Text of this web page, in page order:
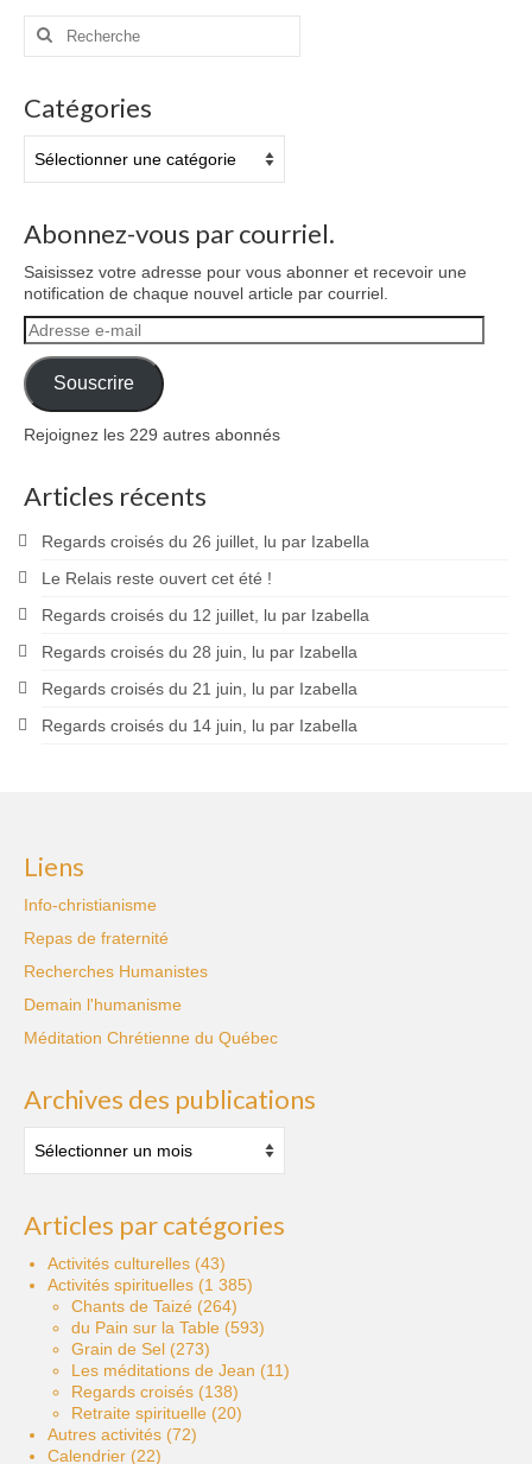
Rechercher
Catégories
Abonnez-vous par courriel.
Saisissez votre adresse pour vous abonner et recevoir une
notification de chaque nouvel article par courriel.
Adresse
e-
mail
Souscrire
Rejoignez les 229 autres abonnés
Articles récents
Regards croisés du 26 juillet, lu par Izabella
Le Relais reste ouvert cet été !
Regards croisés du 12 juillet, lu par Izabella
Regards croisés du 28 juin, lu par Izabella
Regards croisés du 21 juin, lu par Izabella
Regards croisés du 14 juin, lu par Izabella
Liens
Info-christianisme
Repas de fraternité
Recherches Humanistes
Demain l'humanisme
Méditation Chrétienne du Québec
Archives des publications
des
publications
Articles par catégories
Activités culturelles (43)
Activités spirituelles (1 385)
Chants de Taizé (264)
du Pain sur la Table (593)
Grain de Sel (273)
Les méditations de Jean (11)
Regards croisés (138)
Retraite spirituelle (20)
Autres activités (72)
Calendrier (22)